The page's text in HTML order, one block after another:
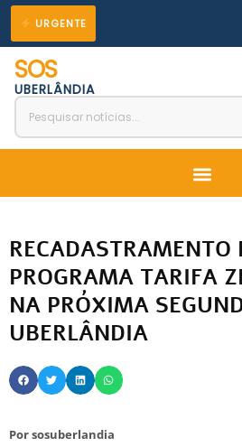
para
conteúdo
URGENTE
SOS
UBERLÂNDIA
RECADASTRAMENTO
PROGRAMA TARIFA
NA PRÓXIMA
UBERLÂNDIA
Porsosuberlandia